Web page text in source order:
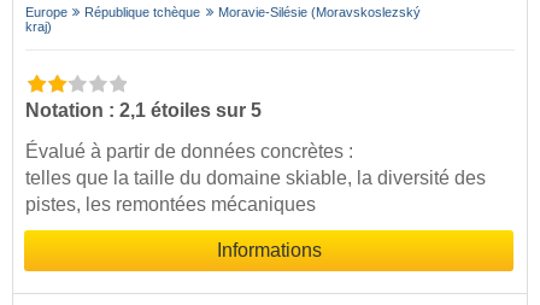
Europe République tchèque
Moravie-Silésie (Moravskoslezský
kraj)
Notation : 2,1 étoiles sur 5
Évalué à partir de données concrètes :
telles que la taille du domaine skiable, la diversité des
pistes, les remontées mécaniques
Informations